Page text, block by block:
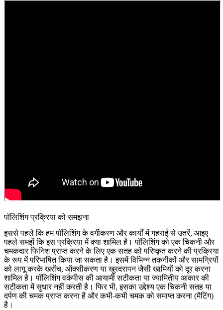
पॉलिशिंग प्रक्रिया को समझना
इससे पहले कि हम पॉलिशिंग के वर्गीकरण और कार्यों में गहराई से उतरें, आइए
पहले समझें कि इस प्रक्रिया में क्या शामिल है। पॉलिशिंग को एक चिकनी और
चमकदार फिनिश प्राप्त करने के लिए एक सतह को परिष्कृत करने की प्रक्रिया
के रूप में परिभाषित किया जा सकता है। इसमें विभिन्न तकनीकों और सामग्रियों
को लागू करके खरोंच, ऑक्सीकरण या खुरदरापन जैसी खामियों को दूर करना
शामिल है। पॉलिशिंग वर्कपीस की आयामी सटीकता या ज्यामितीय आकार की
सटीकता में सुधार नहीं करती है। फिर भी, इसका उद्देश्य एक चिकनी सतह या
दर्पण की चमक प्राप्त करना है और कभी-कभी चमक को समाप्त करना (मैटिंग)
है।